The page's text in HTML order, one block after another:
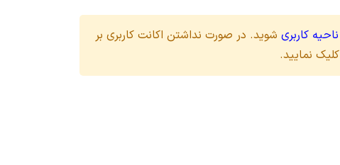
ناحیه کاربری شوید. در صورت نداشتن اکانت کاربری بر
کلیک نمایید.